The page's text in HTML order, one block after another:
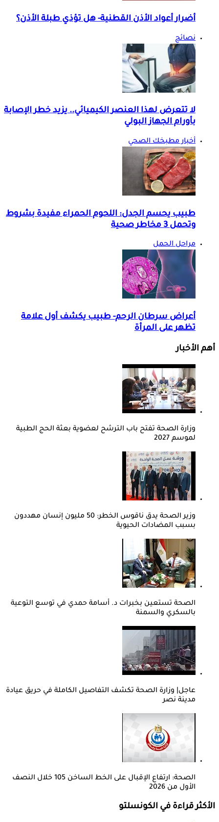
أضرار أعواد الأذن القطنية- هل تؤذي طبلة الأذن؟
نصائح
لا تتعرض لهذا العنصر الكيميائي.. يزيد خطر الإصابة
بأورام الجهاز البولي
أخبار مطبخك الصحي
طبيب يحسم الجدل: اللحوم الحمراء مفيدة بشروط
وتحمل 3 مخاطر صحية
مراحل الحمل
أعراض سرطان الرحم- طبيب يكشف أول علامة
تظهر على المرأة
أهم الأخبار
وزارة الصحة تفتح باب الترشح لعضوية بعثة الحج الطبية
لموسم 2027
وزير الصحة يدق ناقوس الخطر: 50 مليون إنسان مهددون
بسبب المضادات الحيوية
الصحة تستعين بخبرات د. أسامة حمدي في توسع التوعية
بالسكري والسمنة
عاجل| وزارة الصحة تكشف التفاصيل الكاملة في حريق عيادة
مدينة نصر
الصحة: ارتفاع الإقبال على الخط الساخن 105 خلال النصف
الأول من 2026
الأكثر قراءة في الكونسلتو